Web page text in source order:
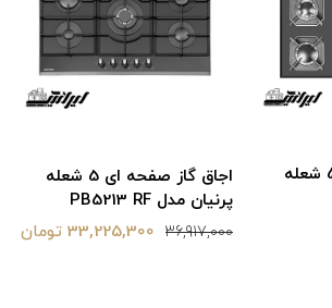
اجاق گاز صفحه ای 5 شعله
اجاق گاز صفحه ای 5 شعله
پرنیان مدل PB5213 RF
36,917,000 33,225,300 تومان